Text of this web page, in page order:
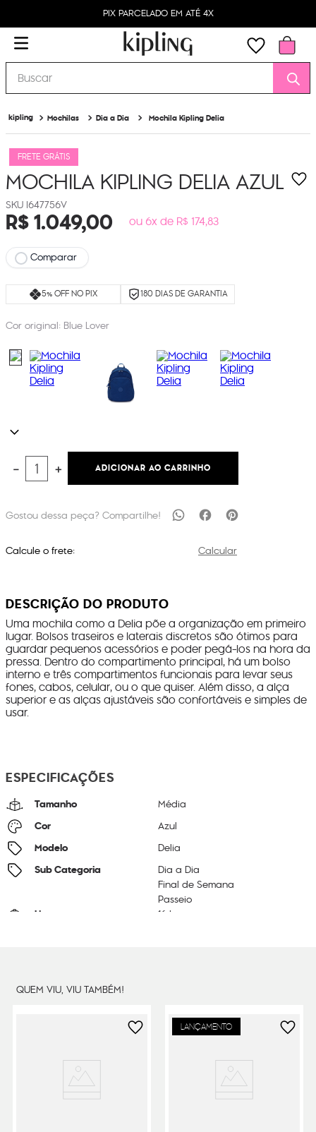
PIX PARCELADO EM ATÉ 4X
Buscar
Mochilas Dia a Dia Mochila Kipling Delia
FRETE GRÁTIS
MOCHILA KIPLING DELIAAZUL
I647756V
R$1.049,00 ou 6x de R$ 174,83
Comparar
5% OFF NO PIX 180 DIAS DE GARANTIA
Cor original: Blue Lover
＋
－ ADICIONAR AO CARRINHO
Calcule o frete: Calcular
DESCRIÇÃO DO PRODUTO
Uma mochila como a Delia põe a organização em primeiro
lugar. Bolsos traseiros e laterais discretos são ótimos para
guardar pequenos acessórios e poder pegá-los na hora da
pressa. Dentro do compartimento principal, há um bolso
interno e três compartimentos funcionais para levar seus
fones, cabos, celular, ou o que quiser. Além disso, a alça
superior e as alças ajustáveis são confortáveis e simples de
usar.
ESPECIFICAÇÕES
Tamanho Média
Cor Azul
Modelo Delia
Sub Categoria
Dia a Dia
Final de Semana
Passeio
Litragem 16 L
QUEM VIU, VIU TAMBÉM!
LANÇAMENTO